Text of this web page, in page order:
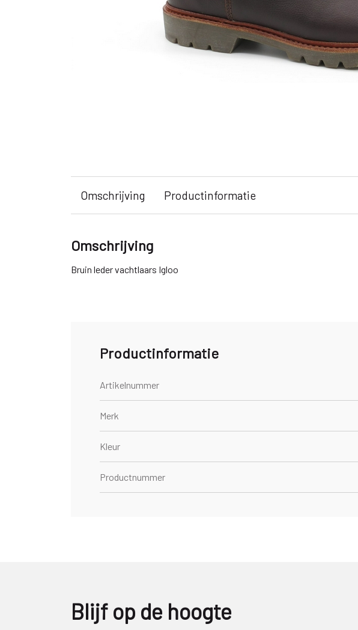
Omschrijving Productinformatie
Omschrijving
Bruin leder vachtlaars Igloo
Productinformatie
Artikelnummer
Merk
Kleur
Productnummer
Blijf op de hoogte